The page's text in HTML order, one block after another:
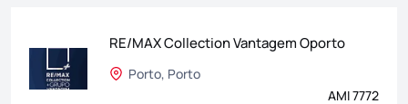
RE/MAX Collection Vantagem Oporto
Porto, Porto
AMI 7772